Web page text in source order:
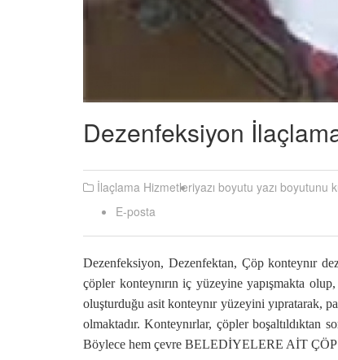
Dezenfeksiyon
İlaçlama Hizmetleriyazı boyutu yazı boyutunu
E-posta
Dezenfeksiyon, Dezenfektan, Çöp konteynır
çöpler konteynırın iç yüzeyine yapışmakta
oluşturduğu asit konteynır yüzeyini yıpratarak,
olmaktadır. Konteynırlar, çöpler boşaltıldıktan
Böylece hem çevre BELEDİYELERE AİT